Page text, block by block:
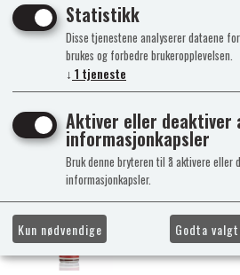
Statistikk
Disse tjenestene analyserer dataene
brukes og forbedre brukeropplevelsen.
↓ 1 tjeneste
Aktiver eller deaktiver
informasjonkapsler
Bruk denne bryteren til å aktivere eller
informasjonkapsler.
Kun nødvendige Godta